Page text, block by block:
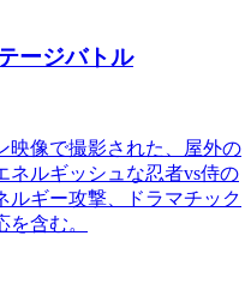
ージバトル
映像で撮影された、屋外の
ネルギッシュな忍者vs侍の
ルギー攻撃、ドラマチック
含む。